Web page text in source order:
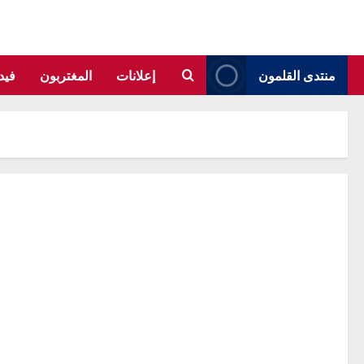
المغتربون إعلانات منتدى القلمون